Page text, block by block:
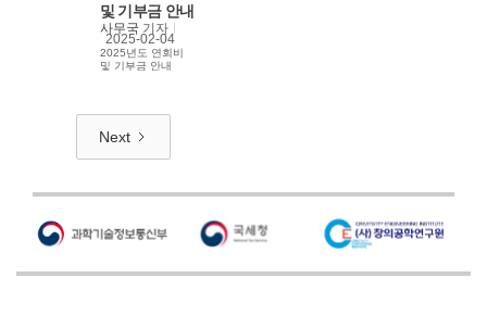
및 기부금 안내
사무국 기자
2025-02-04
2025년도 연회비
및 기부금 안내
Next